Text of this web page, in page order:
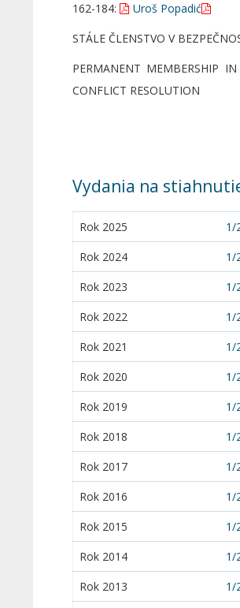
162-184:
Uroš Popadić
STÁLE ČLENSTVO V
PERMANENT MEMBERSHIP
CONFLICT RESOLUTION
Vydania na
Rok 2025 1/
Rok 2024
1/
Rok 2023
1/
Rok 2022
1/
Rok 2021
1/
Rok 2020
1/
Rok 2019
1/
Rok 2018
1/
Rok 2017
1/
Rok 2016
1/
Rok 2015
1/
Rok 2014
1/
Rok 2013
1/